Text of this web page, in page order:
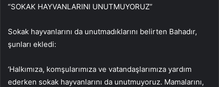
“SOKAK HAYVANLARINI UNUTMUYORUZ”
Sokak hayvanlarını da unutmadıklarını belirten Bahadır,
şunları ekledi:
‘Halkımıza, komşularımıza ve vatandaşlarımıza yardım
ederken sokak hayvanlarını da unutmuyoruz. Mamalarını,